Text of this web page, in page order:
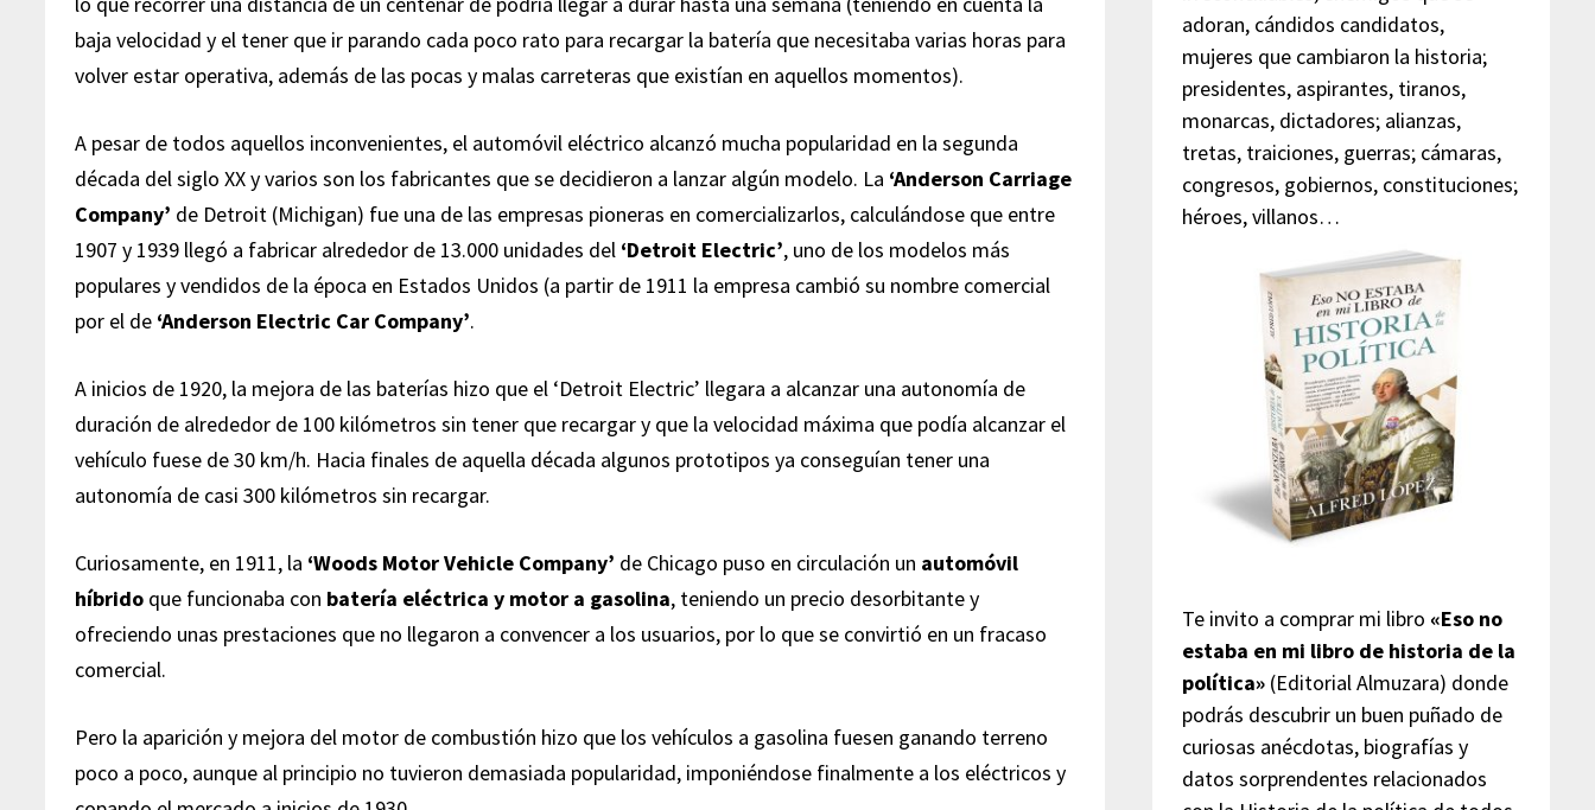
baja velocidad y el tener que ir parando cada poco rato para recargar la batería que necesitaba varias horas para
volver estar operativa, además de las pocas y malas carreteras que existían en aquellos momentos).
A pesar de todos aquellos inconvenientes, el automóvil eléctrico alcanzó mucha popularidad en la segunda
década del siglo XX y varios son los fabricantes que se decidieron a lanzar algún modelo. La ‘Anderson Carriage
Company’ de Detroit (Michigan) fue una de las empresas pioneras en comercializarlos, calculándose que entre
1907 y 1939 llegó a fabricar alrededor de 13.000 unidades del ‘Detroit Electric’, uno de los modelos más
populares y vendidos de la época en Estados Unidos (a partir de 1911 la empresa cambió su nombre comercial
por el de ‘Anderson Electric Car Company’.
A inicios de 1920, la mejora de las baterías hizo que el ‘Detroit Electric’ llegara a alcanzar una autonomía de
duración de alrededor de 100 kilómetros sin tener que recargar y que la velocidad máxima que podía alcanzar el
vehículo fuese de 30 km/h. Hacia finales de aquella década algunos prototipos ya conseguían tener una
autonomía de casi 300 kilómetros sin recargar.
Curiosamente, en 1911, la ‘Woods Motor Vehicle Company’ de Chicago puso en circulación un automóvil
híbrido que funcionaba con batería eléctrica y motor a gasolina, teniendo un precio desorbitante y
ofreciendo unas prestaciones que no llegaron a convencer a los usuarios, por lo que se convirtió en un fracaso
comercial.
Pero la aparición y mejora del motor de combustión hizo que los vehículos a gasolina fuesen ganando terreno
poco a poco, aunque al principio no tuvieron demasiada popularidad, imponiéndose finalmente a los eléctricos y
adoran, cándidos candidatos,
mujeres que cambiaron la historia;
presidentes, aspirantes, tiranos,
monarcas, dictadores; alianzas,
tretas, traiciones, guerras; cámaras,
congresos, gobiernos, constituciones;
héroes, villanos…
Te invito a comprar mi libro «Eso no
estaba en mi libro de historia de la
política»(Editorial Almuzara) donde
podrás descubrir un buen puñado de
curiosas anécdotas, biografías y
datos sorprendentes relacionados